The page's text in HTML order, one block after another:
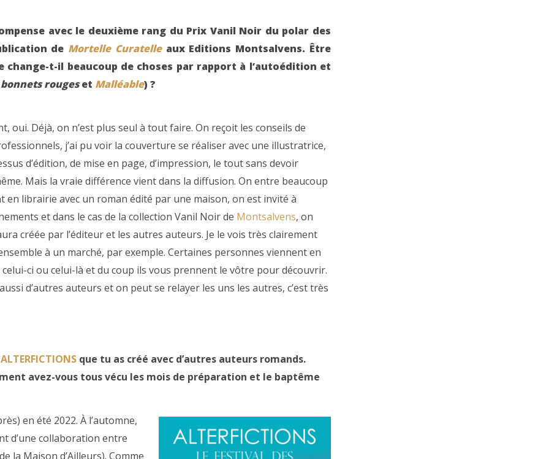
avec le deuxième rang du Prix Vanil Noir du polar des
de Mortelle Curatelleaux Editions Montsalvens. Être
change-t-il beaucoup de choses par rapport à l’autoédition et
rougeset Malléable) ?
oui. Déjà, on n’est plus seul à tout faire. On reçoit les conseils de
j’ai pu voir la couverture se réaliser avec une illustratrice,
d’édition, de mise en page, d’impression, le tout sans devoir
Mais la vraie différence vient dans la diffusion. On entre beaucoup
en librairie avec un roman édité par une maison, on est invité à
et dans le cas de la collection Vanil Noir de Montsalvens, on
créée par l’éditeur et les autres auteurs. Je le vois très clairement
à un marché, par exemple. Certaines personnes viennent en
ci ou celui-là et du coup ils vous prennent le vôtre pour découvrir.
d’autres auteurs et on peut se relayer les uns les autres, c’est très
ALTERFICTIONS que tu as créé avec d’autres auteurs romands.
avez-vous tous vécu les mois de préparation et le baptême
en été 2022. À l’automne,
d’une collaboration entre
la Maison d’Ailleurs). Comme